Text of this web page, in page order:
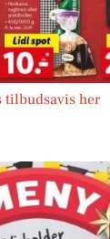
tilbudsavis her